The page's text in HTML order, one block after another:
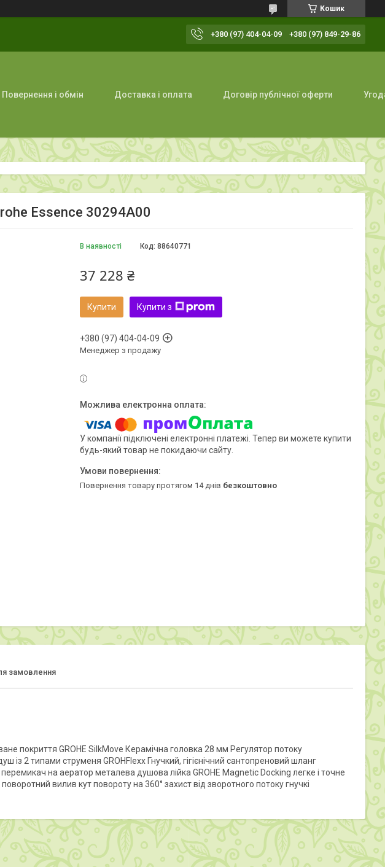
Кошик
+380 (97) 404-04-09 +380 (97) 849-29-86
Повернення і обмін Доставка і оплата Договір публічної оферти
Essence 30294A00
В наявності Код: 88640771
37 228 ₴
Купити Купити з
+380 (97) 404-04-09
Менеджер з продажу
У компанії підключені електронні платежі. Тепер ви можете купити
будь-який товар не покидаючи сайту.
повернення товару протягом 14 днів безкоштовно
замовлення
покриття GROHE SilkMove Керамічна головка 28 мм Регулятор потоку
2 типами струменя GROHFlexx Гнучкий, гігієнічний сантопреновий шланг
на аератор металева душова лійка GROHE Magnetic Docking легке і точне
вилив кут повороту на 360° захист від зворотного потоку гнучкі